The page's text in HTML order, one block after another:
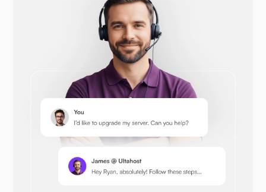
Opencart
Prestashop
Nextcloud